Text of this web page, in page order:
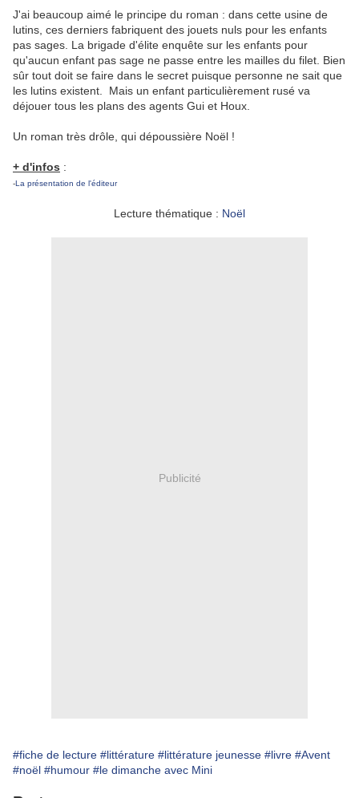
J'ai beaucoup aimé le principe du roman : dans cette usine de
lutins, ces derniers fabriquent des jouets nuls pour les enfants
pas sages. La brigade d'élite enquête sur les enfants pour
qu'aucun enfant pas sage ne passe entre les mailles du filet. Bien
sûr tout doit se faire dans le secret puisque personne ne sait que
les lutins existent. Mais un enfant particulièrement rusé va
déjouer tous les plans des agents Gui et Houx.
Un roman très drôle, qui dépoussière Noël !
+ d'infos :
-La présentation de l'éditeur
Lecture thématique : Noël
Publicité
#fiche de lecture #littérature #littérature jeunesse #livre #Avent
#noël #humour #le dimanche avec Mini